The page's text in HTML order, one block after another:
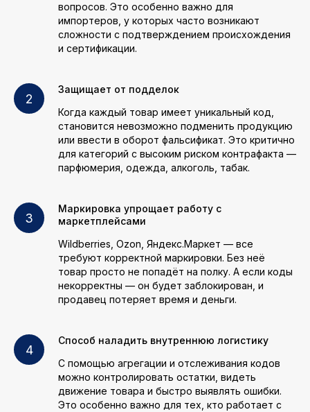
вопросов. Это особенно важно для
импортеров, у которых часто возникают
сложности с подтверждением происхождения
и сертификации.
Защищает от подделок
Когда каждый товар имеет уникальный код,
становится невозможно подменить продукцию
или ввести в оборот фальсификат. Это критично
для категорий с высоким риском контрафакта —
парфюмерия, одежда, алкоголь, табак.
Маркировка упрощает работу с
маркетплейсами
Wildberries, Ozon, Яндекс.Маркет — все
требуют корректной маркировки. Без неё
товар просто не попадёт на полку. А если коды
некорректны — он будет заблокирован, и
продавец потеряет время и деньги.
Способ наладить внутреннюю логистику
С помощью агрегации и отслеживания кодов
можно контролировать остатки, видеть
движение товара и быстро выявлять ошибки.
Это особенно важно для тех, кто работает с